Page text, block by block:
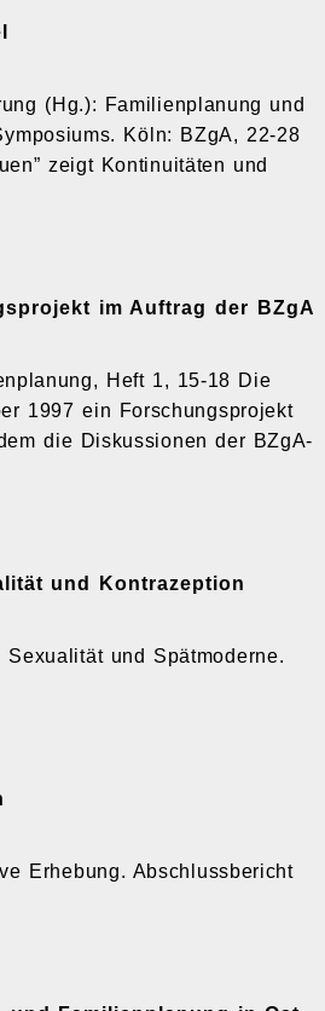
(Hg.): Familienplanung und
Köln: BZgA, 22-28
zeigt Kontinuitäten und
im Auftrag der BZgA
Heft 1, 15-18 Die
1997 ein Forschungsprojekt
die Diskussionen der BZgA-
und Kontrazeption
und Spätmoderne.
Erhebung. Abschlussbericht